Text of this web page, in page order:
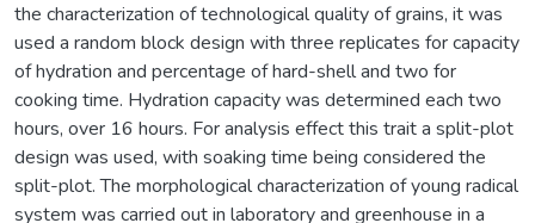
the characterization of technological quality of grains, it was
used a random block design with three replicates for capacity
of hydration and percentage of hard-shell and two for
cooking time. Hydration capacity was determined each two
hours, over 16 hours. For analysis effect this trait a split-plot
design was used, with soaking time being considered the
split-plot. The morphological characterization of young radical
system was carried out in laboratory and greenhouse in a